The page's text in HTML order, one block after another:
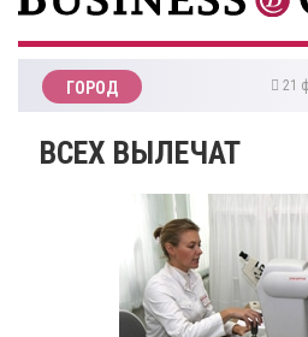
ГОРОД 21
ВСЕХ ВЫЛЕЧАТ